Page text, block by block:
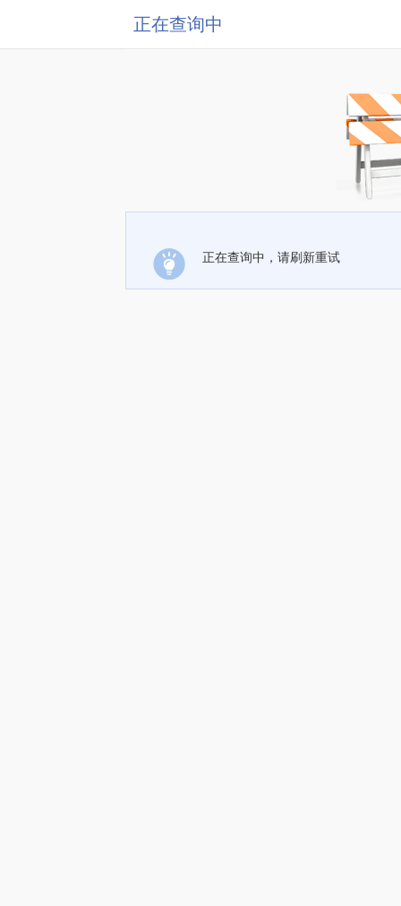
正在查询中
正在查询中，请刷新重试